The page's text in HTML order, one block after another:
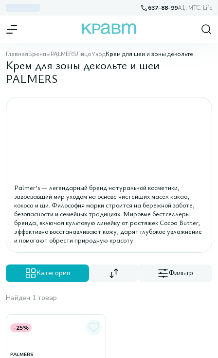
637-88-99A1, МТС, Life
ГлавнаяБрендыPALMERSЛицоУходКрем для шеи и зоны декольте
Крем для зоны декольте и шеи
PALMERS
Palmer's — легендарный бренд натуральной косметики,
завоевавший мир уходом на основе чистейших масел какао,
кокоса и ши. Философия марки строится на бережной заботе,
безопасности и семейных традициях. Мировые бестселлеры
бренда, включая культовую линейку от растяжек Cocoa Butter,
эффективно восстанавливают кожу, дарят глубокое увлажнение
и помогают обрести природную красоту.
Категория Фильтр
Найден 1 товар
-25%
PALMERS